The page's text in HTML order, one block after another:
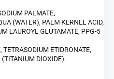
PALMATE,
(WATER), PALM KERNEL ACID,
LAUROYL GLUTAMATE, PPG-5
TETRASODIUM ETIDRONATE,
DIOXIDE).